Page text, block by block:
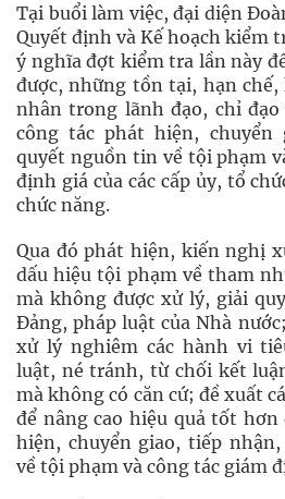
Tại buổi làm việc, đại diện
Quyết định và Kế hoạch kiểm
ý nghĩa đợt kiểm tra lần này
được, những tồn tại, hạn chế,
nhân trong lãnh đạo, chỉ
công tác phát hiện, chuyển
quyết nguồn tin về tội phạm
định giá của các cấp ủy, tổ
chức năng.
Qua đó phát hiện, kiến nghị
dấu hiệu tội phạm về tham
mà không được xử lý, giải
Đảng, pháp luật của Nhà
xử lý nghiêm các hành vi
luật, né tránh, từ chối kết
mà không có căn cứ; đề xuất
để nâng cao hiệu quả tốt
hiện, chuyển giao, tiếp
về tội phạm và công tác giám